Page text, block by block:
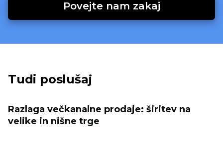
Povejte nam zakaj
Tudi poslušaj
Razlaga večkanalne prodaje: širitev na
velike in nišne trge